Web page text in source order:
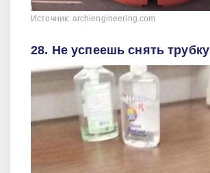
Источник: archiengineering.com
28. Не успеешь снять трубку